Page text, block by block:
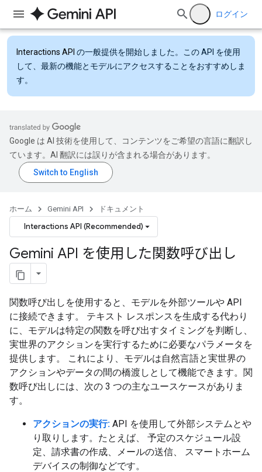
ログイン
Interactions API の一般提供を開始しました。この API を使用
して、最新の機能とモデルにアクセスすることをおすすめしま
す。
Google は AI 技術を使用して、コンテンツをご希望の言語に翻訳し
ています。AI 翻訳には誤りが含まれる場合があります。
ホーム Gemini API ドキュメント
Interactions API (Recommended)
Gemini API を使用した関数呼び出し
関数呼び出しを使用すると、モデルを外部ツールや API
に接続できます。 テキスト レスポンスを生成する代わり
に、モデルは特定の関数を呼び出すタイミングを判断し、
実世界のアクションを実行するために必要なパラメータを
提供します。 これにより、モデルは自然言語と実世界の
アクションやデータの間の橋渡しとして機能できます。関
数呼び出しには、次の 3 つの主なユースケースがありま
す。
アクションの実行: API を使用して外部システムとや
り取りします。たとえば、 予定のスケジュール設
定、請求書の作成、メールの送信、 スマートホーム
デバイスの制御などです。